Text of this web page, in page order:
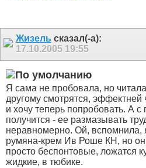
Жизель сказал(-а):
17.10.2005 19:55
Я сама не пробовала, но
другому смотрятся, эффектней
и хочу теперь попробовать. А с
получится - ее размазывать
неравномерно. Ой, вспомнила,
румяна-крем Ив Роше КН, но
просто беспонтовые, ложатся
жидкие, в тюбике.